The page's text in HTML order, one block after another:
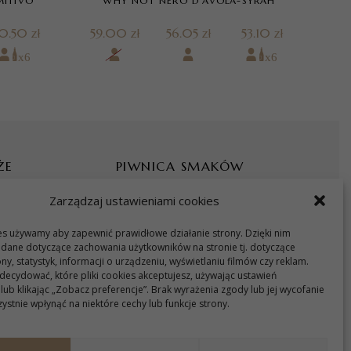
Zarządzaj ustawieniami cookies
używamy aby zapewnić prawidłowe działanie strony. Dzięki nim
dotyczące zachowania użytkowników na stronie tj. dotyczące
statystyk, informacji o urządzeniu, wyświetlaniu filmów czy reklam.
które pliki cookies akceptujesz, używając ustawień
klikając „Zobacz preferencje”. Brak wyrażenia zgody lub jej wycofanie
wpłynąć na niektóre cechy lub funkcje strony.
zł 59.00 zł 56.05 zł 53.10 zł
PIWNICA SMAKÓW
Dostawa i płatność
Polityka prywatności
Polityka cookies